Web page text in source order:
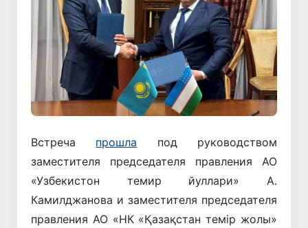
Встреча прошла под руководством
заместителя председателя правления АО
«Узбекистон темир йуллари» А.
Камилджанова и заместителя председателя
правления АО «НК «Қазақстан темiр жолы»